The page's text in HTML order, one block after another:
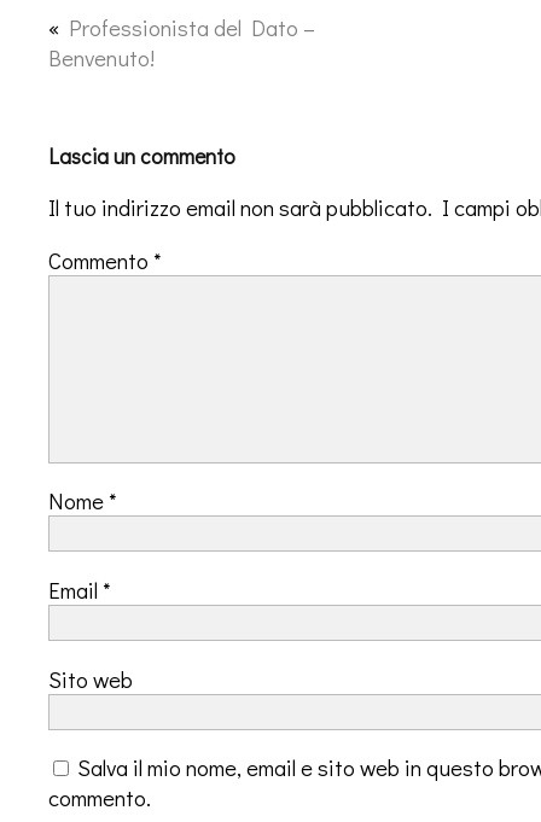
« Professionista del Dato –
Benvenuto!
Lascia un commento
Il tuo indirizzo email non sarà pubblicato. I campi
Commento *
Nome *
Email *
Sito web
Salva il mio nome, email e sito web in questo
commento.